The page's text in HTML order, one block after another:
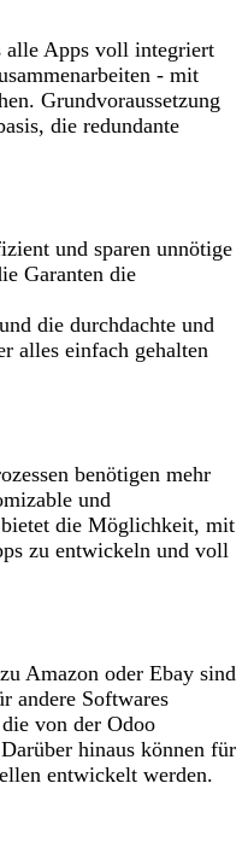
alle Apps voll integriert
- mit
Grundvoraussetzung
die redundante
und sparen unnötige
Garanten die
die durchdachte und
alles einfach gehalten
benötigen mehr
und
bietet die Möglichkeit, mit
zu entwickeln und voll
Amazon oder Ebay sind
andere Softwares
von der Odoo
hinaus können für
entwickelt werden.